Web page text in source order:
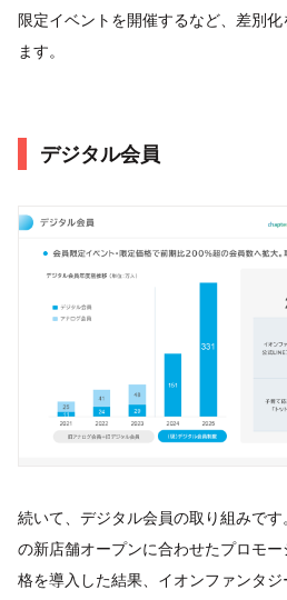
限定イベントを開催するなど、差別
ます。
デジタル会員
続いて、デジタル会員の取り組みで
の新店舗オープンに合わせたプロモ
格を導入した結果、イオンファンタ